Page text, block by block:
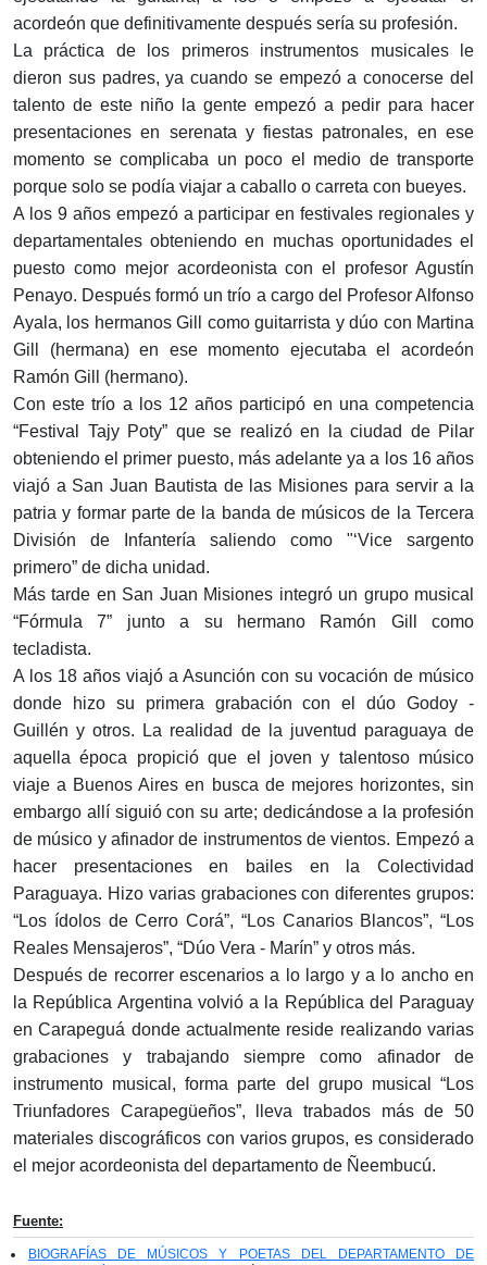
acordeón que definitivamente después sería su profesión.
La práctica de los primeros instrumentos musicales le
dieron sus padres, ya cuando se empezó a conocerse del
talento de este niño la gente empezó a pedir para hacer
presentaciones en serenata y fiestas patronales, en ese
momento se complicaba un poco el medio de transporte
porque solo se podía viajar a caballo o carreta con bueyes.
A los 9 años empezó a participar en festivales regionales y
departamentales obteniendo en muchas oportunidades el
puesto como mejor acordeonista con el profesor Agustín
Penayo. Después formó un trío a cargo del Profesor Alfonso
Ayala, los hermanos Gill como guitarrista y dúo con Martina
Gill (hermana) en ese momento ejecutaba el acordeón
Ramón Gill (hermano).
Con este trío a los 12 años participó en una competencia
“Festival Tajy Poty” que se realizó en la ciudad de Pilar
obteniendo el primer puesto, más adelante ya a los 16 años
viajó a San Juan Bautista de las Misiones para servir a la
patria y formar parte de la banda de músicos de la Tercera
División de Infantería saliendo como "‘Vice sargento
primero” de dicha unidad.
Más tarde en San Juan Misiones integró un grupo musical
“Fórmula 7” junto a su hermano Ramón Gill como
tecladista.
A los 18 años viajó a Asunción con su vocación de músico
donde hizo su primera grabación con el dúo Godoy -
Guillén y otros. La realidad de la juventud paraguaya de
aquella época propició que el joven y talentoso músico
viaje a Buenos Aires en busca de mejores horizontes, sin
embargo allí siguió con su arte; dedicándose a la profesión
de músico y afinador de instrumentos de vientos. Empezó a
hacer presentaciones en bailes en la Colectividad
Paraguaya. Hizo varias grabaciones con diferentes grupos:
“Los ídolos de Cerro Corá”, “Los Canarios Blancos”, “Los
Reales Mensajeros”, “Dúo Vera - Marín” y otros más.
Después de recorrer escenarios a lo largo y a lo ancho en
la República Argentina volvió a la República del Paraguay
en Carapeguá donde actualmente reside realizando varias
grabaciones y trabajando siempre como afinador de
instrumento musical, forma parte del grupo musical “Los
Triunfadores Carapegüeños”, lleva trabados más de 50
materiales discográficos con varios grupos, es considerado
el mejor acordeonista del departamento de Ñeembucú.
Fuente:
BIOGRAFÍAS DE MÚSICOS Y POETAS DEL DEPARTAMENTO DE